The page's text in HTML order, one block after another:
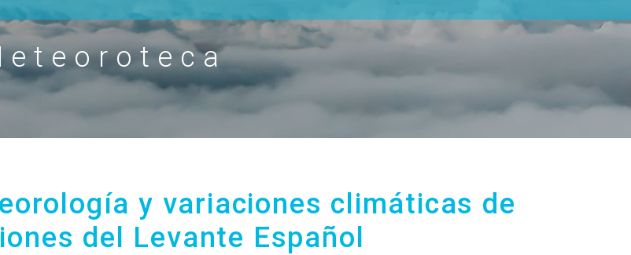
y variaciones climáticas de
del Levante Español